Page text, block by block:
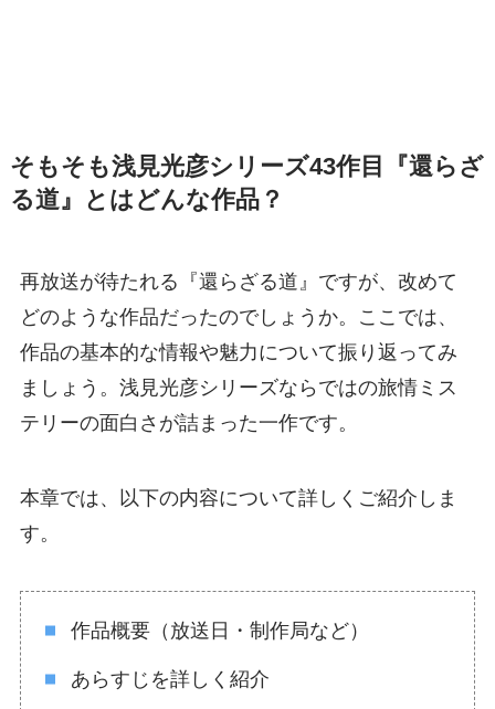
そもそも浅見光彦シリーズ43作目『還らざ
る道』とはどんな作品？
再放送が待たれる『還らざる道』ですが、改めて
どのような作品だったのでしょうか。ここでは、
作品の基本的な情報や魅力について振り返ってみ
ましょう。浅見光彦シリーズならではの旅情ミス
テリーの面白さが詰まった一作です。
本章では、以下の内容について詳しくご紹介しま
す。
作品概要（放送日・制作局など）
あらすじを詳しく紹介